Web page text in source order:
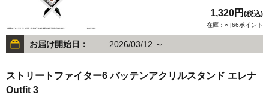
1,320円 (税込)
在庫：○ |66ポイント
お届け開始日： 2026/03/12 ～
ストリートファイター6 バッテンアクリルスタンド エレナ
Outfit 3